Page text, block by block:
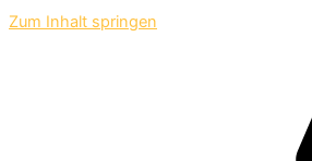
Zum Inhalt springen